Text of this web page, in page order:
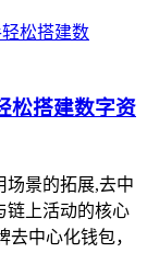
松搭建数字资
场景的拓展,去中
链上活动的核心
去中心化钱包，